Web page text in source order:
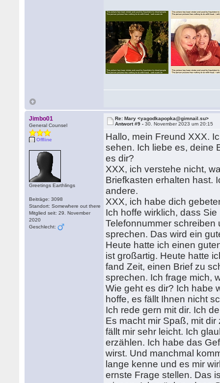
Jimbo01
General Counsel
Offline
Greetings Earthlings
Beiträge: 3098
Standort: Somewhere out there
Mitglied seit: 29. November
2020
Geschlecht:
Re: Mary <yagodkapopka@gimnail.su>
Antwort #9 -30. November 2023 um 20:15
Hallo, mein Freund XXX.
sehen. Ich liebe es, deine
es dir?
XXX, ich verstehe nicht,
Briefkasten erhalten hast.
andere.
XXX, ich habe dich
Ich hoffe wirklich, dass
Telefonnummer schreiben
sprechen. Das wird ein
Heute hatte ich einen
ist großartig. Heute hatte
fand Zeit, einen Brief zu
sprechen. Ich frage mich,
Wie geht es dir? Ich habe
hoffe, es fällt Ihnen nicht
Ich rede gern mit dir. Ich
Es macht mir Spaß, mit
fällt mir sehr leicht. Ich
erzählen. Ich habe das
wirst. Und manchmal
lange kenne und es mir
ernste Frage stellen. Das